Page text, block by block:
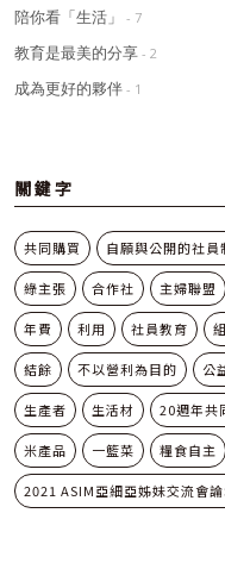
陪你看「生活」 - 7
教育是最美的分享 - 2
成為更好的夥伴 - 1
關鍵字
共同購買 自願與公開的社員
綠主張 合作社 主婦聯盟
年費 利用 社員教育
結餘 不以營利為目的 公
生產者 生活材 20週年共
米產品 一籃菜 糧食自主
2021 ASIM亞細亞姊妹交流會